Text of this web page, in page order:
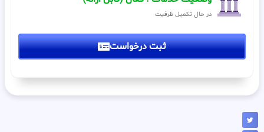
در حال تکمیل ظرفیت
ثبت درخواست